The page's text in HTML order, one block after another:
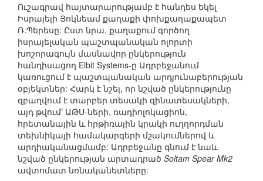
Ուշագրավ հայտարարությամբ է հանդես եկել
Իսրայելի Յոկնեամ քաղաքի փոխքաղաքապետ
Ռ.Պերեսը: Ըստ նրա, քաղաքում գործող
իսրայելական պաշտպանական ոլորտի
խոշորագույն մասնավոր ընկերություն
հանդիսացող Elbit Systems-ը Ադրբեջանում
կառուցում է պաշտպանական արդյունաբերության
օբյեկտներ: Հարկ է նշել, որ նշված ընկերությունը
զբաղվում է տարբեր տեսակի զինատեսակների,
այդ թվում՝ ԱԹՍ-ների, ռադիոլոկացիոն,
հրետանային և հրթիռային կրակի ուղղորդման
տեխնիկայի համակարգերի մշակումներով և
արդիականացմամբ: Ադրբեջանը գնում է նաև
նշված ընկերության արտադրած Soltam Spear Mk2
ավտոմատ նռնականետները: